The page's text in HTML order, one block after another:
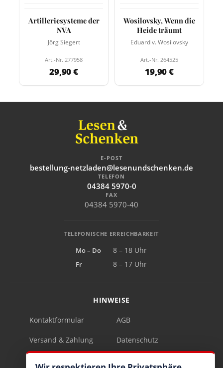
Artilleriesysteme der
NVA
Jörg Siegert
Art.-Nr. 277958
29,90 €
Wosilovsky, Wenn die
Heide träumt
Eduard v. Wosilovsky
Art.-Nr. 264525
19,90 €
E-POST
bestellung-netzladen@lesenundschenken.de
TELEFON
04384 5970-0
FAX
04384 5970-40
TELEFONISCHE ERREICHBARKEIT
Mo – Do
8 – 18 Uhr
Fr
8 – 17 Uhr
HINWEISE
Kontaktformular AGB
Versand & Zahlung Datenschutz